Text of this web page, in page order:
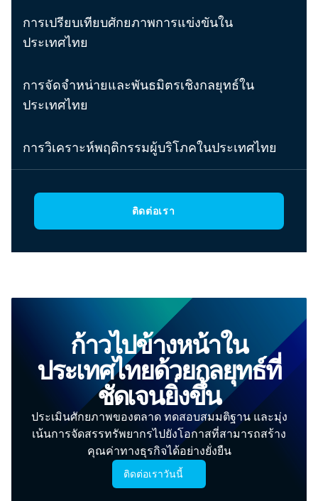
การเปรียบเทียบศักยภาพการแข่งขันใน
ประเทศไทย
การจัดจำหน่ายและพันธมิตรเชิงกลยุทธ์ใน
ประเทศไทย
การวิเคราะห์พฤติกรรมผู้บริโภคในประเทศไทย
ติดต่อเรา
ก้าวไปข้างหน้าใน
ประเทศไทยด้วยกลยุทธ์ที่
ชัดเจนยิ่งขึ้น
ประเมินศักยภาพของตลาด ทดสอบสมมติฐาน และมุ่ง
เน้นการจัดสรรทรัพยากรไปยังโอกาสที่สามารถสร้าง
คุณค่าทางธุรกิจได้อย่างยั่งยืน
ติดต่อเราวันนี้